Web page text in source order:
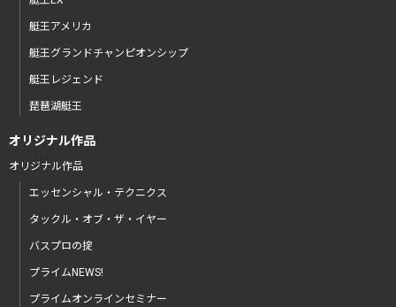
艇王アメリカ
艇王グランドチャンピオンシップ
艇王レジェンド
琵琶湖艇王
オリジナル作品
オリジナル作品
エッセンシャル・テクニクス
タックル・オブ・ザ・イヤー
バスプロの掟
プライムNEWS!
プライムオンラインセミナー